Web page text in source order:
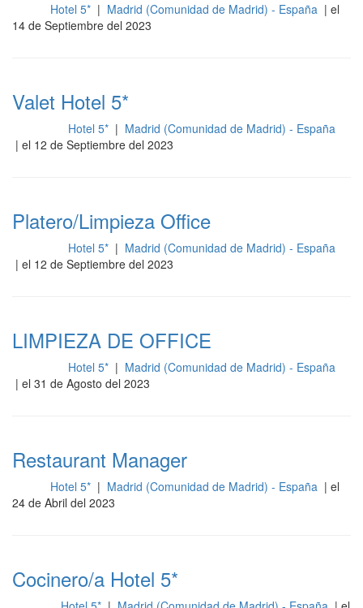
Hotel 5* | Madrid (Comunidad de Madrid) - España | el
14 de Septiembre del 2023
Valet Hotel 5*
Hotel 5* | Madrid (Comunidad de Madrid) - España
| el 12 de Septiembre del 2023
Platero/Limpieza Office
Hotel 5* | Madrid (Comunidad de Madrid) - España
| el 12 de Septiembre del 2023
LIMPIEZA DE OFFICE
Hotel 5* | Madrid (Comunidad de Madrid) - España
| el 31 de Agosto del 2023
Restaurant Manager
Hotel 5* | Madrid (Comunidad de Madrid) - España | el
24 de Abril del 2023
Cocinero/a Hotel 5*